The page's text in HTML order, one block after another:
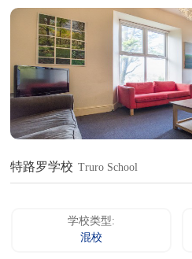
特路罗学校 Truro School
学校类型:
混校